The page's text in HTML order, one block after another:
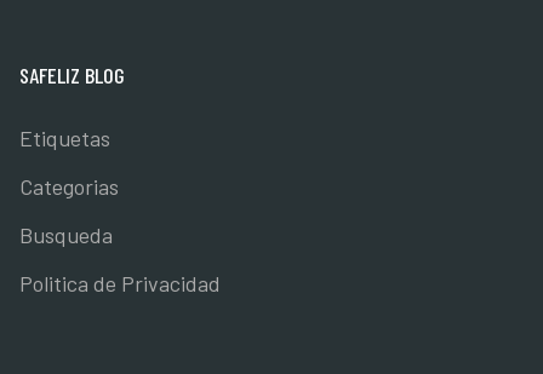
SAFELIZ BLOG
Etiquetas
Categorias
Busqueda
Politica de Privacidad